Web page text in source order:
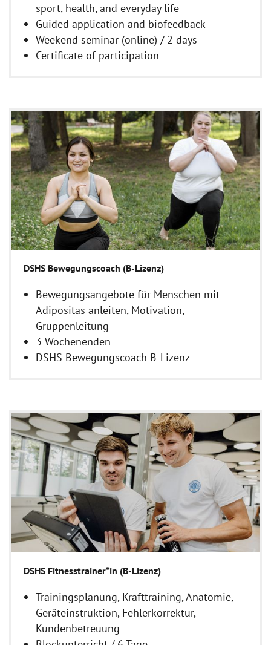
sport, health, and everyday life
Guided application and biofeedback
Weekend seminar (online) / 2 days
Certificate of participation
DSHS Bewegungscoach (B-Lizenz)
Bewegungsangebote für Menschen mit
Adipositas anleiten, Motivation,
Gruppenleitung
3 Wochenenden
DSHS Bewegungscoach B-Lizenz
DSHS Fitnesstrainer*in (B-Lizenz)
Trainingsplanung, Krafttraining, Anatomie,
Geräteinstruktion, Fehlerkorrektur,
Kundenbetreuung